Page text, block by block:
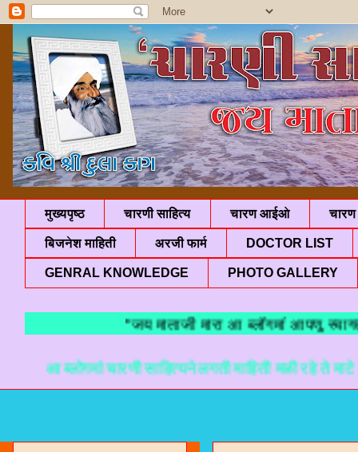
मुख्यपृष्ठ चारणी साहित्य चारण आईओ चारण
बिजनेश माहिती अरजी फार्म DOCTOR LIST
GENRAL KNOWLEDGE PHOTO GALLERY
"जय माताजी मारा आ ब्लॉगमां आपणु
आ ब्लोगमां चारणी साहित्यने लगती माहिती मळी रहे ते माटे